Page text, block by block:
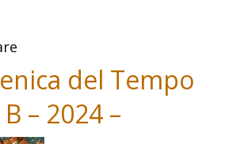
del Tempo
– 2024 –